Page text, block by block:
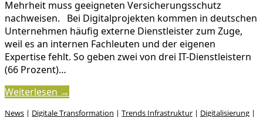
Mehrheit muss geeigneten Versicherungsschutz
nachweisen. Bei Digitalprojekten kommen in deutschen
Unternehmen häufig externe Dienstleister zum Zuge,
weil es an internen Fachleuten und der eigenen
Expertise fehlt. So geben zwei von drei IT-Dienstleistern
(66 Prozent)…
Weiterlesen →
News | Digitale Transformation | Trends Infrastruktur | Digitalisierung |